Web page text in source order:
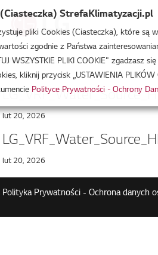
lut 20, 2026
lut 20, 2026
Polityka Prywatności - Ochrona danych
StrefaKlimatyzacji.pl
pliki Cookies (Ciasteczka), które są
zgodnie z Państwa
WSZYSTKIE PLIKI COOKIE" zgadzasz
kliknij przycisk „USTAWIENIA
Polityce Prywatności - Ochrony